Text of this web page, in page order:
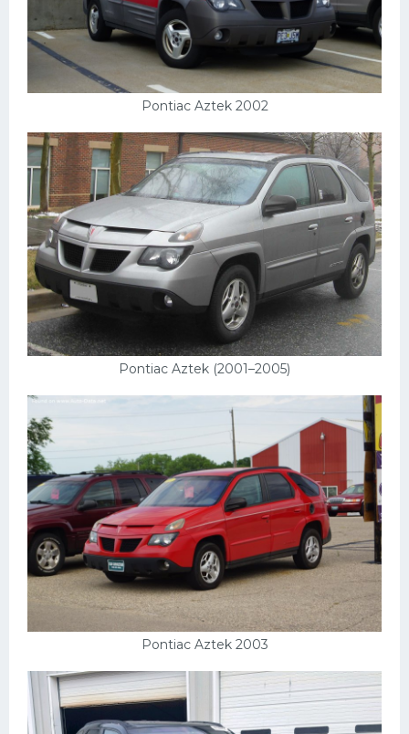
Pontiac Aztek 2002
Pontiac Aztek (2001–2005)
Pontiac Aztek 2003